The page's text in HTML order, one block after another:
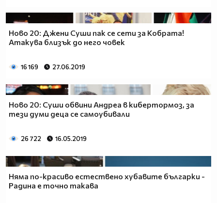
Ново 20: Джени Суши пак се сети за Кобрата!
Атакува близък до него човек
16 169 27.06.2019
Ново 20: Суши обвини Андреа в кибертормоз, за
тези думи деца се самоубивали
26 722 16.05.2019
Няма по-красиво естествено хубавите българки -
Радина е точно такава